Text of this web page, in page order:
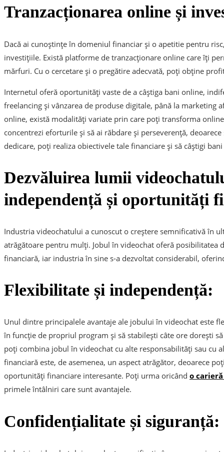
Tranzacționarea online și
Dacă ai cunoștințe în domeniul financiar și o apetitie pentru
investițiile. Există platforme de tranzacționare online care îți
mărfuri. Cu o cercetare și o pregătire adecvată, poți obține
Internetul oferă oportunități vaste de a câștiga bani online,
freelancing și vânzarea de produse digitale, până la marketing
online, există modalități variate prin care poți transforma
concentrezi eforturile și să ai răbdare și perseverență,
dedicare, poți realiza obiectivele tale financiare și să câștigi
Dezvăluirea lumii
independență și oportunități
Industria videochatului a cunoscut o creștere semnificativă în
atrăgătoare pentru mulți. Jobul în videochat oferă posibilitatea
financiară, iar industria în sine s-a dezvoltat considerabil,
Flexibilitate și independență:
Unul dintre principalele avantaje ale jobului în videochat este
în funcție de propriul program și să stabilești câte ore dorești
poți combina jobul în videochat cu alte responsabilități sau cu
financiară este, de asemenea, un aspect atrăgător, deoarece
oportunități financiare interesante. Poți urma oricând o
primele întâlniri care sunt avantajele.
Confidențialitate și siguranță: